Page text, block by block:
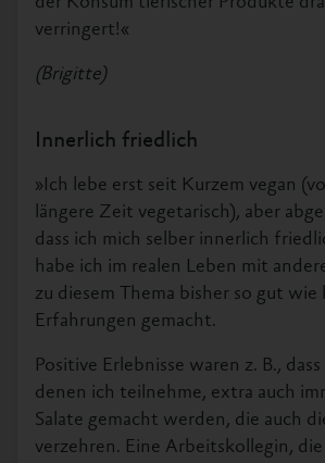
verringert!«
(Brigitte)
Innerlich friedlich
»Ich lebe erst seit Kurzem vegan
längere Zeit vegetarisch), aber
dass ich mich selber innerlich
habe ich im realen Leben mit
zu diesem Thema bisher so gut wie
Erfahrungen gemacht.
Positive Erlebnisse waren z. B.,
denen ich teilnehme, extra auch
Salate gemacht werden, die auch
verzehren. Eine Arbeitskollegin, die